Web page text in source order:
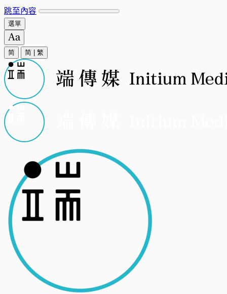
跳至內容
選單
简 简 繁